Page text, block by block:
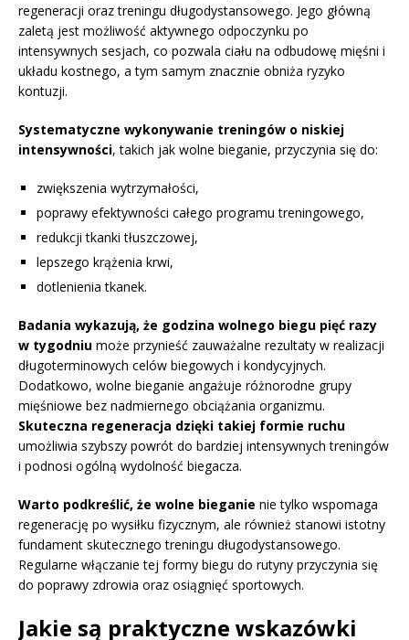
regeneracji oraz treningu długodystansowego. Jego główną
zaletą jest możliwość aktywnego odpoczynku po
intensywnych sesjach, co pozwala ciału na odbudowę mięśni i
układu kostnego, a tym samym znacznie obniża ryzyko
kontuzji.
Systematyczne wykonywanie treningów o niskiej
intensywności, takich jak wolne bieganie, przyczynia się do:
zwiększenia wytrzymałości,
poprawy efektywności całego programu treningowego,
redukcji tkanki tłuszczowej,
lepszego krążenia krwi,
dotlenienia tkanek.
Badania wykazują, że godzina wolnego biegu pięć razy
w tygodniu może przynieść zauważalne rezultaty w realizacji
długoterminowych celów biegowych i kondycyjnych.
Dodatkowo, wolne bieganie angażuje różnorodne grupy
mięśniowe bez nadmiernego obciążania organizmu.
Skuteczna regeneracja dzięki takiej formie ruchu
umożliwia szybszy powrót do bardziej intensywnych treningów
i podnosi ogólną wydolność biegacza.
Warto podkreślić, że wolne bieganie nie tylko wspomaga
regenerację po wysiłku fizycznym, ale również stanowi istotny
fundament skutecznego treningu długodystansowego.
Regularne włączanie tej formy biegu do rutyny przyczynia się
do poprawy zdrowia oraz osiągnięć sportowych.
Jakie są praktyczne wskazówki